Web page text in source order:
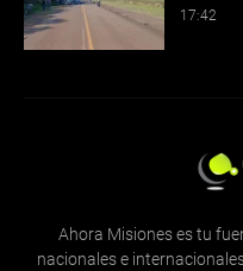
17:42
Ahora Misiones es tu
nacionales e